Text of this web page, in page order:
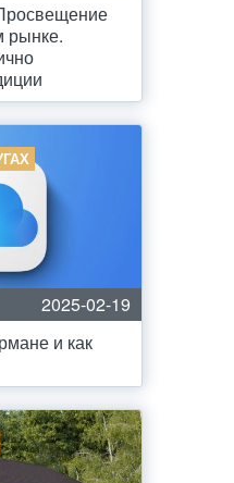
рынке.
2025-02-19
и как